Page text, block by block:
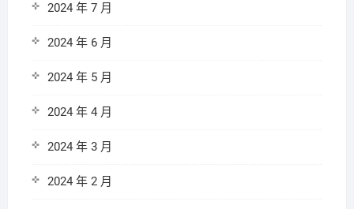
2024 年 7 月
2024 年 6 月
2024 年 5 月
2024 年 4 月
2024 年 3 月
2024 年 2 月